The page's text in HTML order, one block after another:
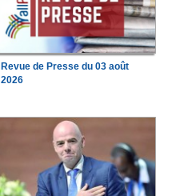
Revue de Presse du 03 août
2026